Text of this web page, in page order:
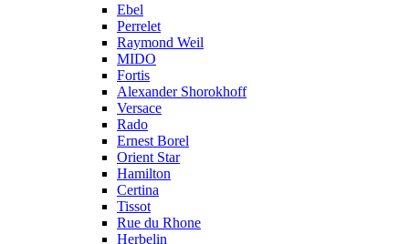
Ebel
Perrelet
Raymond Weil
MIDO
Fortis
Alexander Shorokhoff
Versace
Rado
Ernest Borel
Orient Star
Hamilton
Certina
Tissot
Rue du Rhone
Herbelin